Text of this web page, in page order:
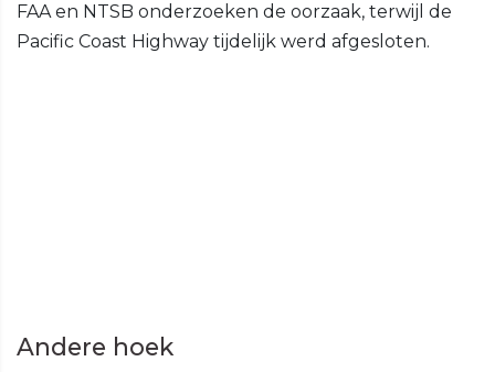
FAA en NTSB onderzoeken de oorzaak, terwijl de
Pacific Coast Highway tijdelijk werd afgesloten.
Andere hoek